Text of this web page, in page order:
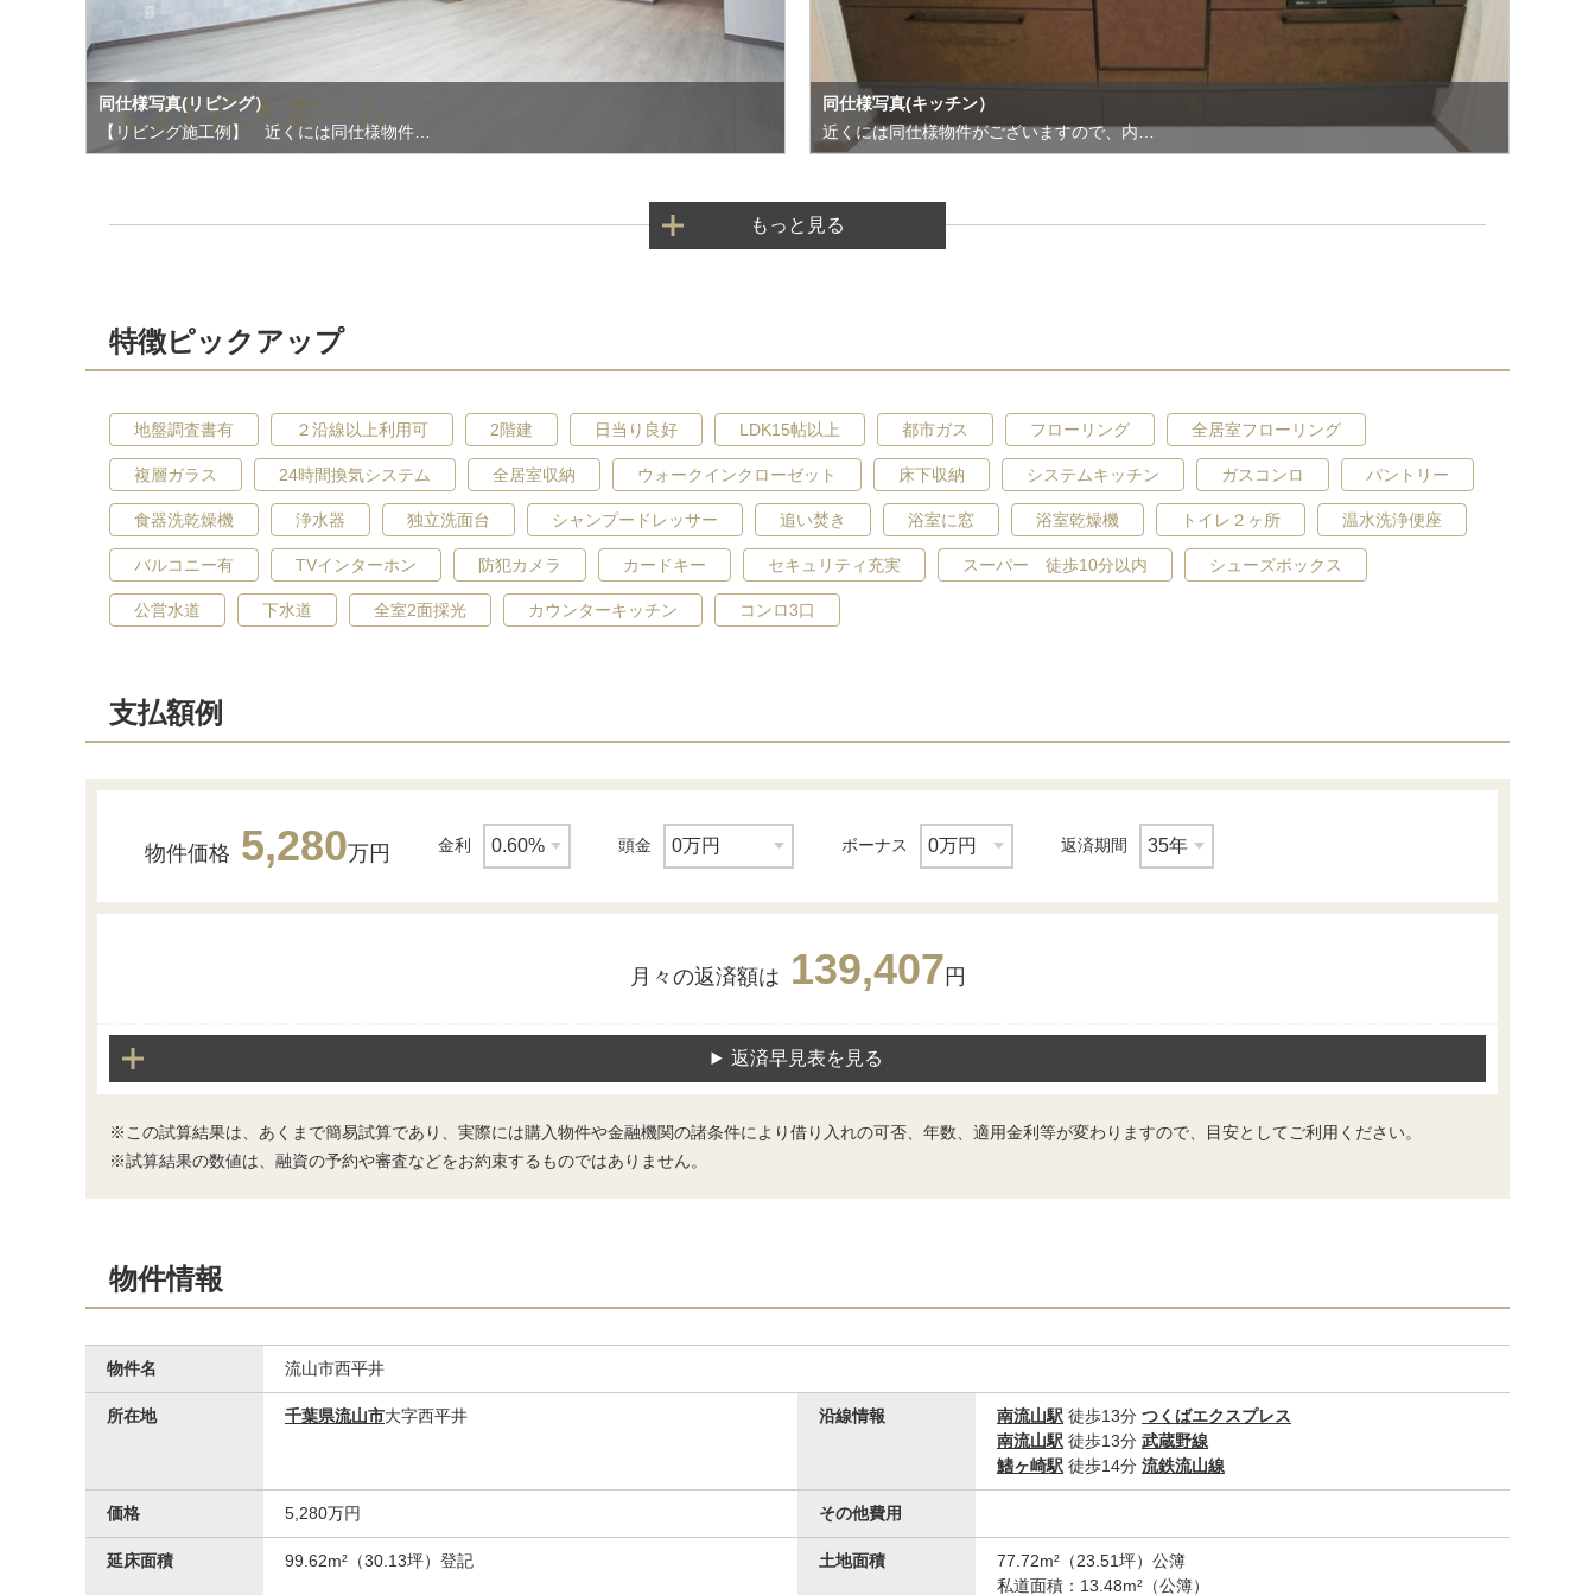
同仕様写真(リビング）
【リビング施工例】 近くには同仕様物件…
同仕様写真(キッチン）
近くには同仕様物件がございますので、内…
同仕様写真(浴室）
【洋室施工例】 近くには同仕様物件が…
完成予想図(内観)
シャワートイレ一体型でオールシーズン関…
完成予想図(内観)
収納力豊かなコの字型のシューズボックス…
その他現地
物件のご提案から現地へのご案内、ご契約…
もっと見る
特徴ピックアップ
地盤調査書有 ２沿線以上利用可 2階建 日当り良好 LDK15帖以上 都市ガス フローリング 全居室フローリング
複層ガラス 24時間換気システム 全居室収納 ウォークインクローゼット 床下収納 システムキッチン ガスコンロ パントリー
食器洗乾燥機 浄水器 独立洗面台 シャンプードレッサー 追い焚き 浴室に窓 浴室乾燥機 トイレ２ヶ所 温水洗浄便座
バルコニー有 TVインターホン 防犯カメラ カードキー セキュリティ充実 スーパー 徒歩10分以内 シューズボックス
公営水道 下水道 全室2面採光 カウンターキッチン コンロ3口
支払額例
物件価格 5,280万円 金利 頭金 ボーナス 返済期間
月々の返済額は 139,407円
返済早見表を見る
※この試算結果は、あくまで簡易試算であり、実際には購入物件や金融機関の諸条件により借り入れの可否、年数、適用金利等が変わりますので、目安としてご利用ください。
※試算結果の数値は、融資の予約や審査などをお約束するものではありません。
物件情報
物件名 流山市西平井
所在地 千葉県流山市大字西平井 沿線情報 南流山駅 徒歩13分 つくばエクスプレス
南流山駅 徒歩13分 武蔵野線
鰭ヶ崎駅 徒歩14分 流鉄流山線
価格 5,280万円 その他費用
延床面積 99.62m²（30.13坪）登記 土地面積
77.72m²（23.51坪）公簿
私道面積：13.48m²（公簿）